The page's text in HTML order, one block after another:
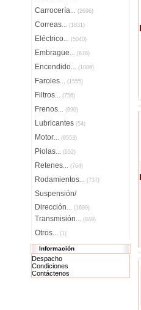
Carrocería... (2696)
Correas... (1831)
Eléctrico... (5040)
Embrague... (678)
Encendido... (1086)
Faroles... (1555)
Filtros... (756)
Frenos... (890)
Lubricantes(54)
Motor... (8553)
Piolas... (652)
Retenes... (764)
Rodamientos... (737)
Suspensión/
Dirección... (1699)
Transmisión... (849)
Otros...(1)
Información
Despacho
Condiciones
Contáctenos